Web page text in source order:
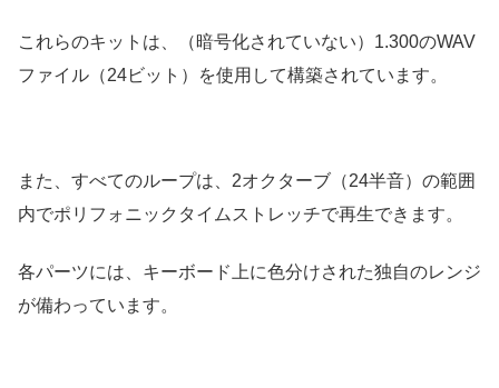
これらのキットは、（暗号化されていない）1.300のWAV
ファイル（24ビット）を使用して構築されています。
また、すべてのループは、2オクターブ（24半音）の範囲
内でポリフォニックタイムストレッチで再生できます。
各パーツには、キーボード上に色分けされた独自のレンジ
が備わっています。